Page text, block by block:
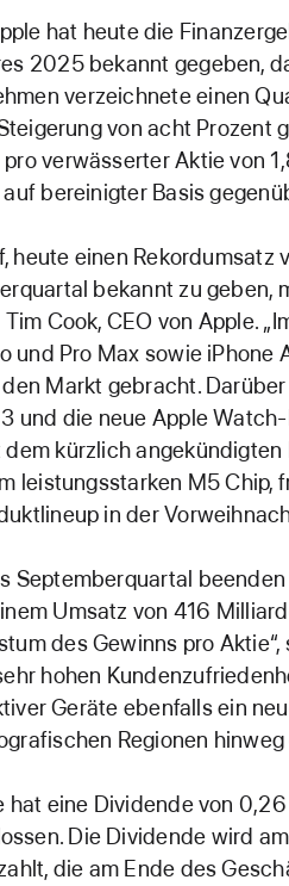
hat heute die
2025 bekannt gegeben,
verzeichnete einen
von acht Prozent
verwässerter Aktie von
bereinigter Basis
heute einen Rekordumsatz
bekannt zu geben,
Cook, CEO von Apple.
und Pro Max sowie
Markt gebracht.
und die neue Apple
kürzlich
leistungsstarken M5 Chip,
in der
Septemberquartal beenden
Umsatz von 416
des Gewinns pro Aktie“,
hohen
Geräte ebenfalls ein
Regionen hinweg
hat eine Dividende von
Die Dividende wird
die am Ende des